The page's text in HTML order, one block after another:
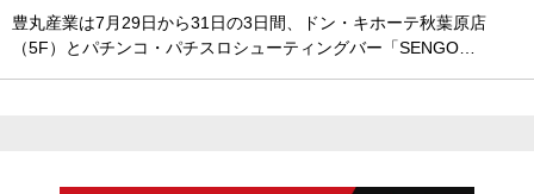
豊丸産業は7月29日から31日の3日間、ドン・キホーテ秋葉原店
（5F）とパチンコ・パチスロシューティングバー「SENGO…